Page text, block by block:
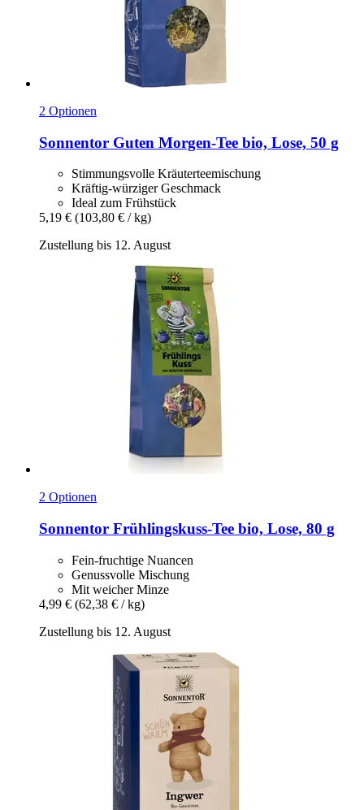
2 Optionen
Sonnentor Guten Morgen-​Tee bio, Lose, 50 g
Stimmungsvolle Kräuterteemischung
Kräftig-würziger Geschmack
Ideal zum Frühstück
5,19 € (103,80 € / kg)
Zustellung bis 12. August
2 Optionen
Sonnentor Frühlingskuss-​Tee bio, Lose, 80 g
Fein-fruchtige Nuancen
Genussvolle Mischung
Mit weicher Minze
4,99 € (62,38 € / kg)
Zustellung bis 12. August